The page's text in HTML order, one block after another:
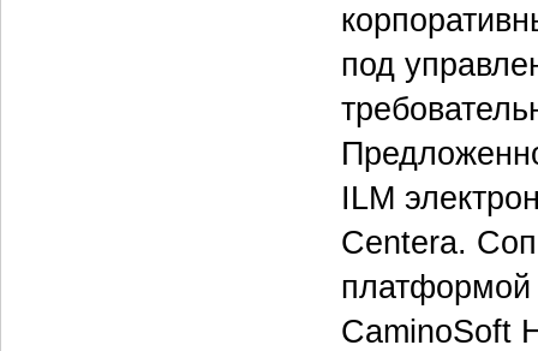
под
ILM
Centera.
платформой
CaminoSoft